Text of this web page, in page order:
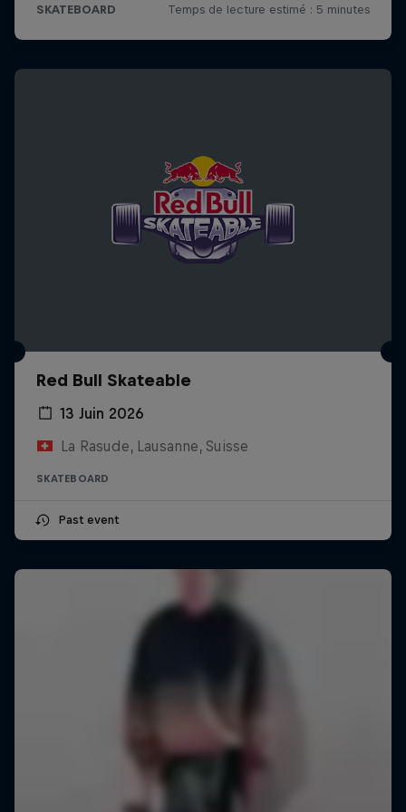
Red Bull Skateable
13 Juin 2026
La Rasude, Lausanne, Suisse
SKATEBOARD
Past event